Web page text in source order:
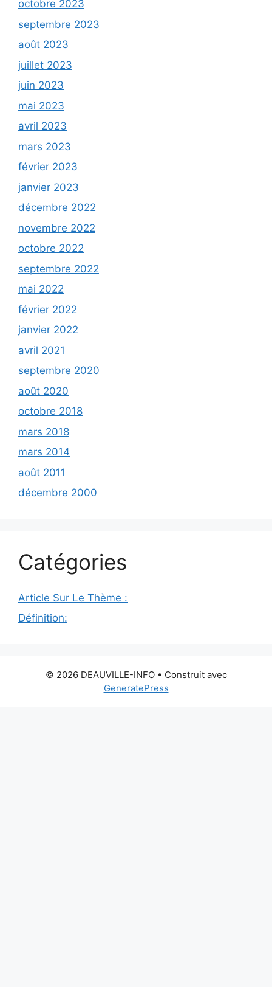
octobre 2023
septembre 2023
août 2023
juillet 2023
juin 2023
mai 2023
avril 2023
mars 2023
février 2023
janvier 2023
décembre 2022
novembre 2022
octobre 2022
septembre 2022
mai 2022
février 2022
janvier 2022
avril 2021
septembre 2020
août 2020
octobre 2018
mars 2018
mars 2014
août 2011
décembre 2000
Catégories
Article Sur Le Thème :
Définition:
© 2026 DEAUVILLE-INFO• Construit avec
GeneratePress